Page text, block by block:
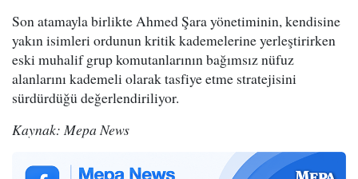
Son atamayla birlikte Ahmed Şara yönetiminin, kendisine
yakın isimleri ordunun kritik kademelerine yerleştirirken
eski muhalif grup komutanlarının bağımsız nüfuz
alanlarını kademeli olarak tasfiye etme stratejisini
sürdürdüğü değerlendiriliyor.
Kaynak: Mepa News